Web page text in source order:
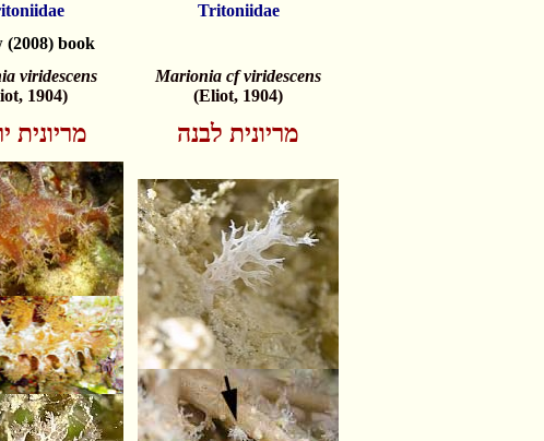
Tritoniidae
(2008) book
viridescens
1904)
Marionia cf viridescens
(Eliot, 1904)
מריונית מריונית לבנה